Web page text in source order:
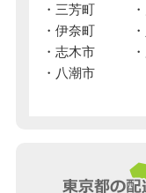
三芳町
伊奈町
志木市
八潮市